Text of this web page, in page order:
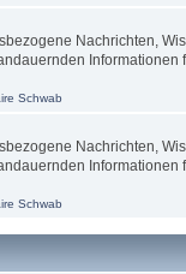
Nachrichten,
Schwab
Nachrichten,
Schwab